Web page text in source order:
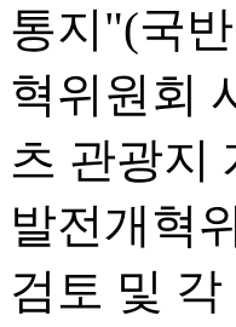
통지"(국
혁위원회
츠 관광지
발전개혁
검토 및